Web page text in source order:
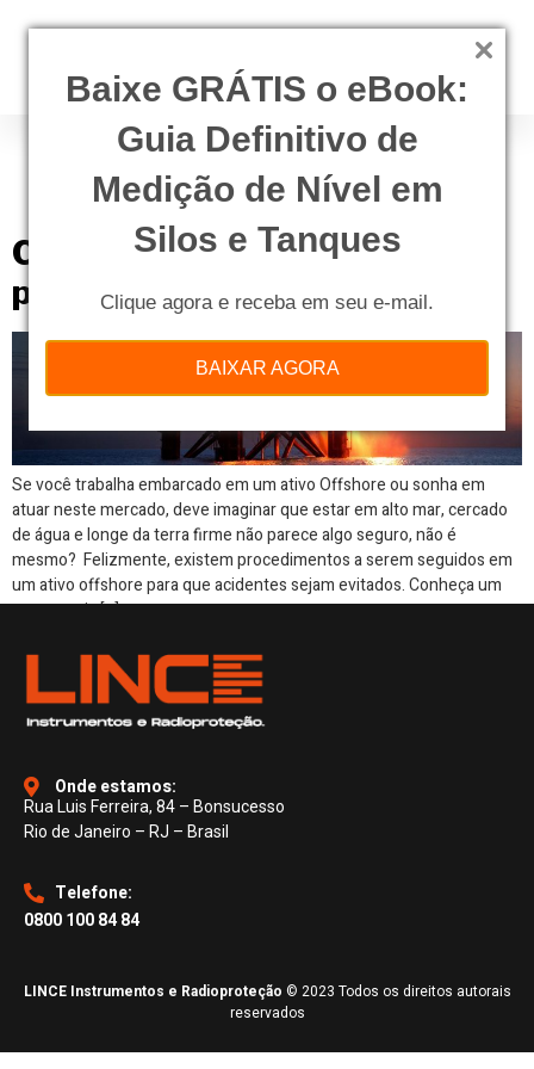
Baixe GRÁTIS o eBook:
Guia Definitivo de
Medição de Nível em
Silos e Tanques
Clique agora e receba em seu e-mail.
BAIXAR AGORA
Tag:acidentes
plataformas
Como evitar acidentes em
plataformas de petróleo
Se você trabalha embarcado em um ativo Offshore ou sonha em
atuar neste mercado, deve imaginar que estar em alto mar, cercado
de água e longe da terra firme não parece algo seguro, não é
mesmo? Felizmente, existem procedimentos a serem seguidos em
um ativo offshore para que acidentes sejam evitados. Conheça um
pouco mais […]
Onde estamos:
Rua Luis Ferreira, 84 – Bonsucesso
Rio de Janeiro – RJ – Brasil
Telefone:
0800 100 84 84
LINCE Instrumentos e Radioproteção © 2023 Todos os direitos autorais
reservados